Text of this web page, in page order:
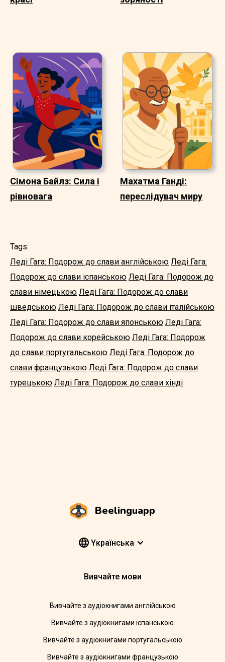
Сімона Байлз: Сила і
рівновага
Махатма Ганді:
переслідувач миру
Tags:
Леді Гага: Подорож до слави англійською Леді Гага:
Подорож до слави іспанською Леді Гага: Подорож до
слави німецькою Леді Гага: Подорож до слави
шведською Леді Гага: Подорож до слави італійською
Леді Гага: Подорож до слави японською Леді Гага:
Подорож до слави корейською Леді Гага: Подорож
до слави португальською Леді Гага: Подорож до
слави французькою Леді Гага: Подорож до слави
турецькою Леді Гага: Подорож до слави хінді
Beelinguapp
Yкраїнська
Вивчайте мови
Вивчайте з аудіокнигами англійською
Вивчайте з аудіокнигами іспанською
Вивчайте з аудіокнигами португальською
Вивчайте з аудіокнигами французькою